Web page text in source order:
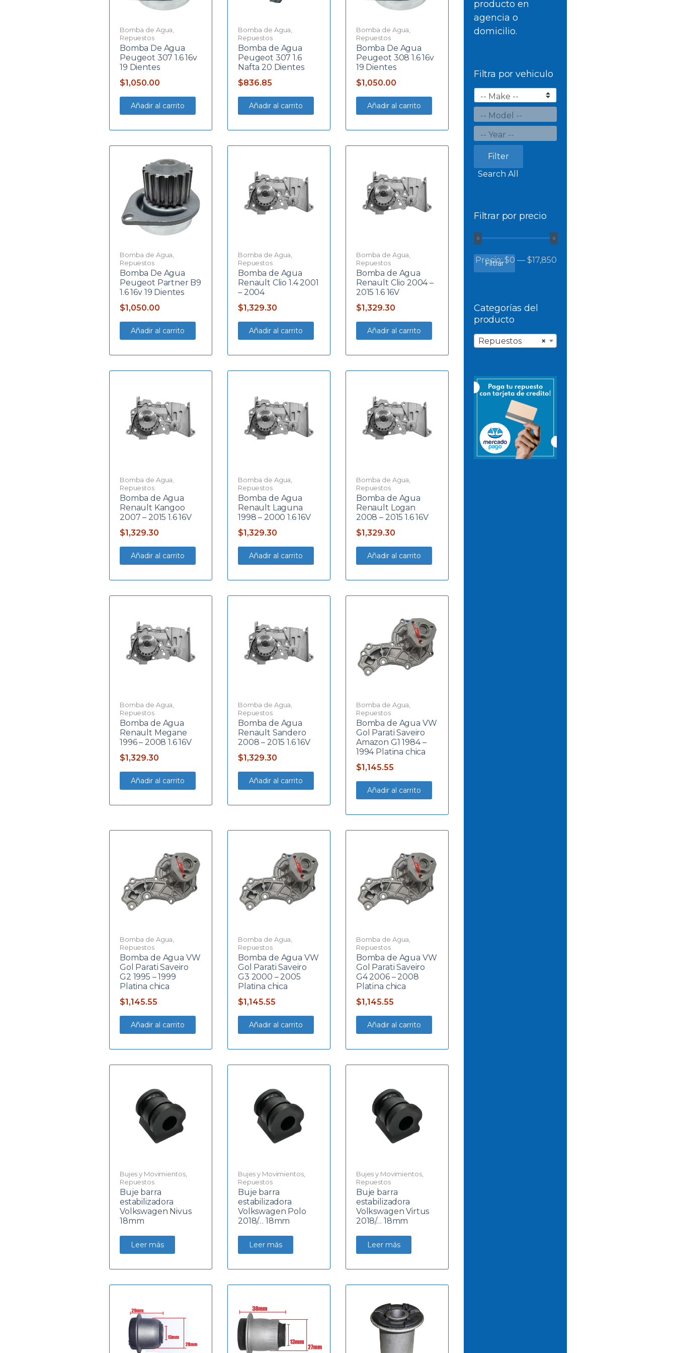
Bomba de Agua
Repuestos
Bomba De Agua
Peugeot 307 1.6 16v
19 Dientes
$1,050.00
Añadir al carrito
Bomba de Agua
Repuestos
Bomba de Agua
Peugeot 307 1.6
Nafta 20 Dientes
$836.85
Añadir al carrito
Bomba de Agua
Repuestos
Bomba De Agua
Peugeot 308 1.6 16v
19 Dientes
$1,050.00
Añadir al carrito
Bomba de Agua
Repuestos
Bomba De Agua
Peugeot Partner B9
1.6 16v 19 Dientes
$1,050.00
Añadir al carrito
Bomba de Agua
Repuestos
Bomba de Agua
Renault Clio 1.4 2001
– 2004
$1,329.30
Añadir al carrito
Bomba de Agua
Repuestos
Bomba de Agua
Renault Clio 2004 –
2015 1.6 16V
$1,329.30
Añadir al carrito
Bomba de Agua
Repuestos
Bomba de Agua
Renault Kangoo
2007 – 2015 1.6 16V
$1,329.30
Añadir al carrito
Bomba de Agua
Repuestos
Bomba de Agua
Renault Laguna
1998 – 2000 1.6 16V
$1,329.30
Añadir al carrito
Bomba de Agua
Repuestos
Bomba de Agua
Renault Logan
2008 – 2015 1.6 16V
$1,329.30
Añadir al carrito
Bomba de Agua
Repuestos
Bomba de Agua
Renault Megane
1996 – 2008 1.6 16V
$1,329.30
Añadir al carrito
Bomba de Agua
Repuestos
Bomba de Agua
Renault Sandero
2008 – 2015 1.6 16V
$1,329.30
Añadir al carrito
Bomba de Agua
Repuestos
Bomba de Agua VW
Gol Parati Saveiro
Amazon G1 1984 –
1994 Platina chica
$1,145.55
Añadir al carrito
Bomba de Agua
Repuestos
Bomba de Agua VW
Gol Parati Saveiro
G2 1995 – 1999
Platina chica
$1,145.55
Añadir al carrito
Bomba de Agua
Repuestos
Bomba de Agua VW
Gol Parati Saveiro
G3 2000 – 2005
Platina chica
$1,145.55
Añadir al carrito
Bomba de Agua
Repuestos
Bomba de Agua VW
Gol Parati Saveiro
G4 2006 – 2008
Platina chica
$1,145.55
Añadir al carrito
Bujes y Movimientos,
Repuestos
Buje barra
estabilizadora
Volkswagen Nivus
18mm
Leer más
Bujes y Movimientos,
Repuestos
Buje barra
estabilizadora
Volkswagen Polo
2018/… 18mm
Leer más
Bujes y Movimientos,
Repuestos
Buje barra
estabilizadora
Volkswagen Virtus
2018/… 18mm
Leer más
producto en
agencia o
domicilio.
Filtra por vehiculo
Filter
Search All
Filtrar por precio
Precio
mínimo
Precio
máximo
Filtrar
Precio:$0 — $17,850
Categorías del
producto
×
Repuestos